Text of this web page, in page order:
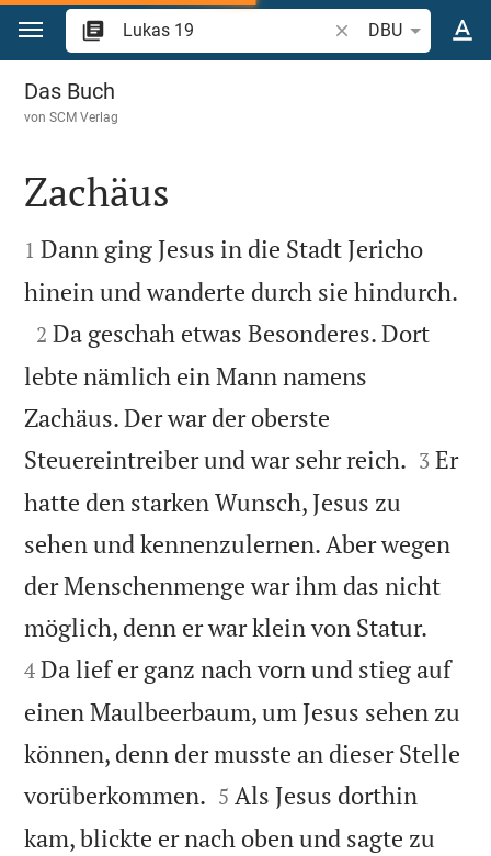
Zum Inhalt springen
Bibelstelle oder
DBU
Lukas 19
Das Buch
vonSCM Verlag

Zachäus

1 Dann ging Jesus in die Stadt Jericho
hinein und wanderte durch sie hindurch.

2 Da geschah etwas Besonderes. Dort
lebte nämlich ein Mann namens
Zachäus. Der war der oberste
Steuereintreiber und war sehr reich. 

3 Er
hatte den starken Wunsch, Jesus zu
sehen und kennenzulernen. Aber wegen
der Menschenmenge war ihm das nicht
möglich, denn er war klein von Statur.
4 Da lief er ganz nach vorn und stieg auf
einen Maulbeerbaum, um Jesus sehen zu
können, denn der musste an dieser Stelle
vorüberkommen. 

5 Als Jesus dorthin
kam, blickte er nach oben und sagte zu